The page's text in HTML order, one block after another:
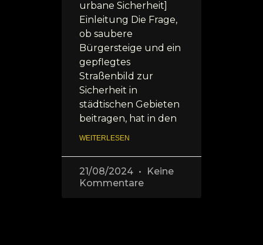
urbane Sicherheit]
Einleitung Die Frage,
ob saubere
Bürgersteige und ein
gepflegtes
Straßenbild zur
Sicherheit in
städtischen Gebieten
beitragen, hat in den
WEITERLESEN
21/08/2024
Keine
Kommentare